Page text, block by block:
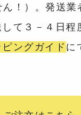
ん！）。発送業
て３－４日程
ピングガイド に